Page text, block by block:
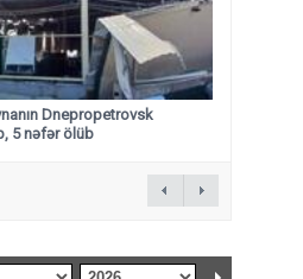
Dnepropetrovsk
5 nəfər ölüb